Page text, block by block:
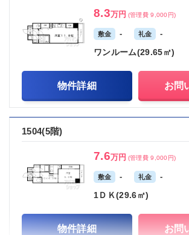
8.3万円 (管理費 9,000円)
敷金 - 礼金 -
ワンルーム(29.65㎡)
物件詳細 お問
1504(5階)
7.6万円 (管理費 9,000円)
敷金 - 礼金 -
1ＤＫ(29.6㎡)
物件詳細 お問